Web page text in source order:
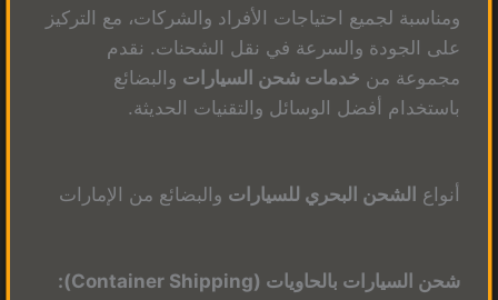
ومناسبة لجميع احتياجات الأفراد والشركات، مع التركيز
على الجودة والسرعة في نقل الشحنات. نقدم
مجموعة من خدمات شحن السيارات والبضائع
باستخدام أفضل الوسائل والتقنيات الحديثة.
أنواع الشحن البحري للسيارات والبضائع من الإمارات
شحن السيارات بالحاويات (Container Shipping):